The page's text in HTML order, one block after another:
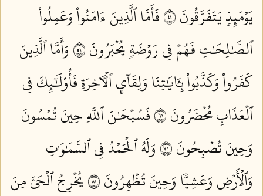
يَوۡمَئِذٖ يَتَفَرَّقُونَ ١٤
فَأَمَّا ٱلَّذِينَ ءَامَنُواْ وَعَمِلُواْ
ٱلصَّٰلِحَٰتِ فَهُمۡ فِي رَوۡضَةٖ يُحۡبَرُونَ ١٥
وَأَمَّا ٱلَّذِينَ
كَفَرُواْ وَكَذَّبُواْ بِـَٔايَٰتِنَا وَلِقَآيِٕ ٱلۡأٓخِرَةِ فَأُوْلَٰٓئِكَ فِي
ٱلۡعَذَابِ مُحۡضَرُونَ ١٦
فَسُبۡحَٰنَ ٱللَّهِ حِينَ تُمۡسُونَ
وَحِينَ تُصۡبِحُونَ ١٧
وَلَهُ ٱلۡحَمۡدُ فِي ٱلسَّمَٰوَٰتِ
وَٱلۡأَرۡضِ وَعَشِيّٗا وَحِينَ تُظۡهِرُونَ ١٨
يُخۡرِجُ ٱلۡحَيَّ مِنَ